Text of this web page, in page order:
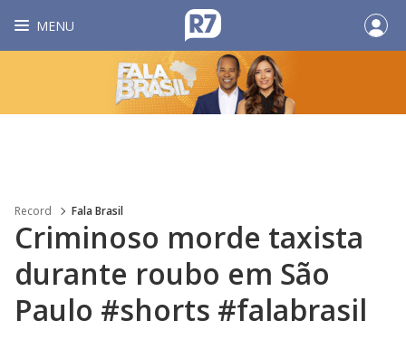
MENU
Record Fala Brasil
Criminoso morde taxista
durante roubo em São
Paulo #shorts #falabrasil